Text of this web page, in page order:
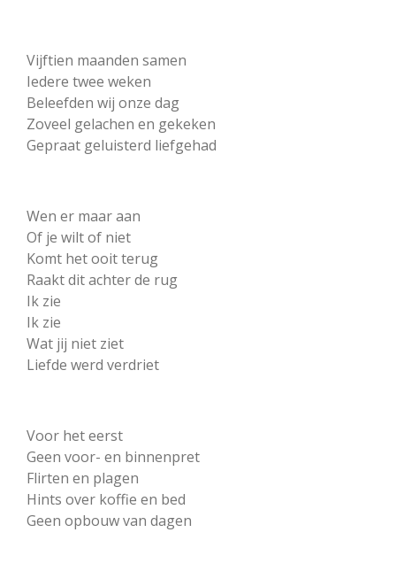
Vijftien maanden samen
Iedere twee weken
Beleefden wij onze dag
Zoveel gelachen en gekeken
Gepraat geluisterd liefgehad
Wen er maar aan
Of je wilt of niet
Komt het ooit terug
Raakt dit achter de rug
Ik zie
Ik zie
Wat jij niet ziet
Liefde werd verdriet
Voor het eerst
Geen voor- en binnenpret
Flirten en plagen
Hints over koffie en bed
Geen opbouw van dagen